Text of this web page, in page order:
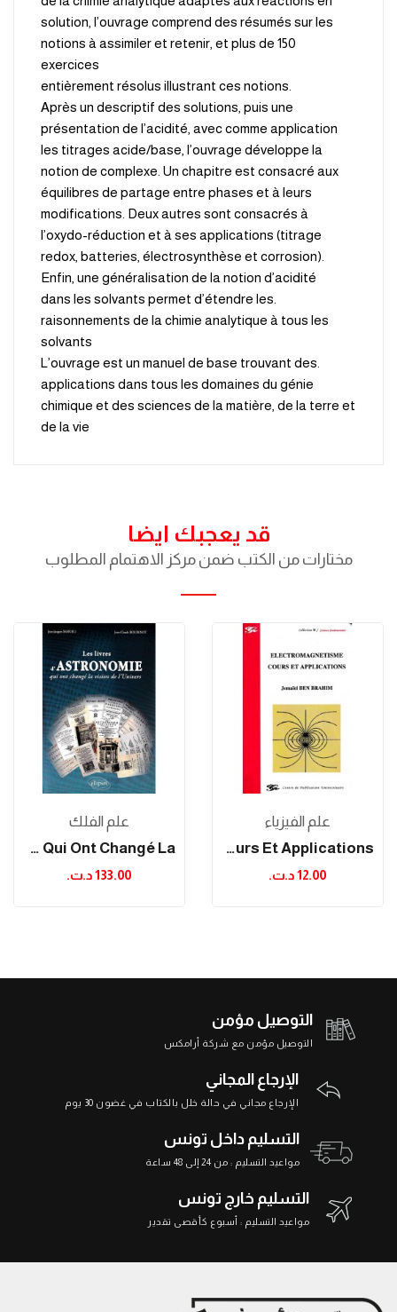
solution, l’ouvrage comprend des résumés sur les
notions à assimiler et retenir, et plus de 150
exercices
Après un descriptif des solutions, puis une
présentation de l’acidité, avec comme application
les titrages acide/base, l’ouvrage développe la
notion de complexe. Un chapitre est consacré aux
équilibres de partage entre phases et à leurs
modifications. Deux autres sont consacrés à
l’oxydo-réduction et à ses applications (titrage
redox, batteries, électrosynthèse et corrosion).
Enfin, une généralisation de la notion d’acidité
.dans les solvants permet d’étendre les
raisonnements de la chimie analytique à tous les
solvants
.L’ouvrage est un manuel de base trouvant des
applications dans tous les domaines du génie
chimique et des sciences de la matière, de la terre et
de la vie
قد يعجبك ايضا
مختارات من الكتب ضمن مركز الاهتمام المطلوب
علم الفلك
Les Livres D'astronomie Qui Ont Changé La...
133.00 د.ت.‏
علم الفيزياء
Electromagnétisme: Cours Et Applications
12.00 د.ت.‏
التوصيل مؤمن
التوصيل مؤمن مع شركة أرامكس
الإرجاع المجاني
الإرجاع مجاني في حالة خلل بالكتاب في غضون 30 يوم
التسليم داخل تونس
مواعيد التسليم : من 24 إلى 48 ساعة
التسليم خارج تونس
مواعيد التسليم : أسبوع كأقصى تقدير